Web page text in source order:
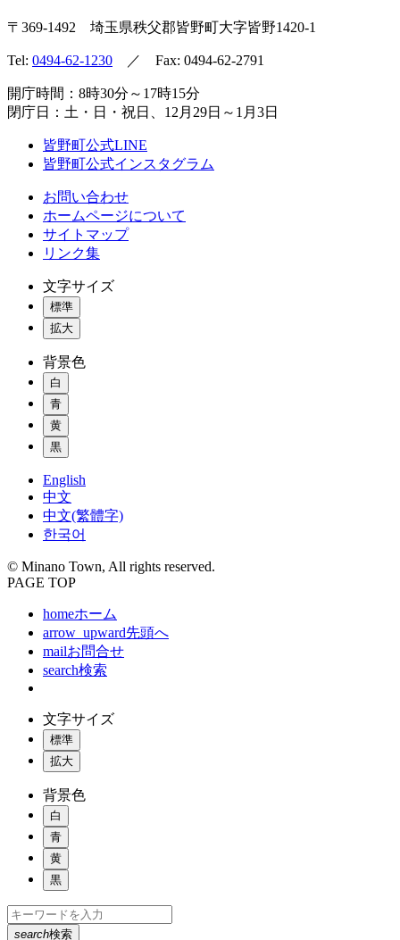
〒369-1492 埼玉県秩父郡皆野町大字皆野1420-1
Tel: 0494-62-1230 ／ Fax: 0494-62-2791
開庁時間：8時30分～17時15分
閉庁日：土・日・祝日、12月29日～1月3日
皆野町公式LINE
皆野町公式インスタグラム
お問い合わせ
ホームページについて
サイトマップ
リンク集
文字サイズ
標準
拡大
背景色
白
青
黄
黒
English
中文
中文(繁體字)
한국어
© Minano Town, All rights reserved.
PAGE TOP
homeホーム
arrow_upward先頭へ
mailお問合せ
search検索
文字サイズ
標準
拡大
背景色
白
青
黄
黒
search検索